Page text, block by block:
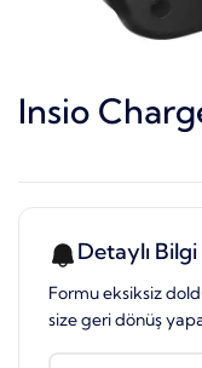
Insio
Detaylı
Formu eksiksiz
size geri dönüş